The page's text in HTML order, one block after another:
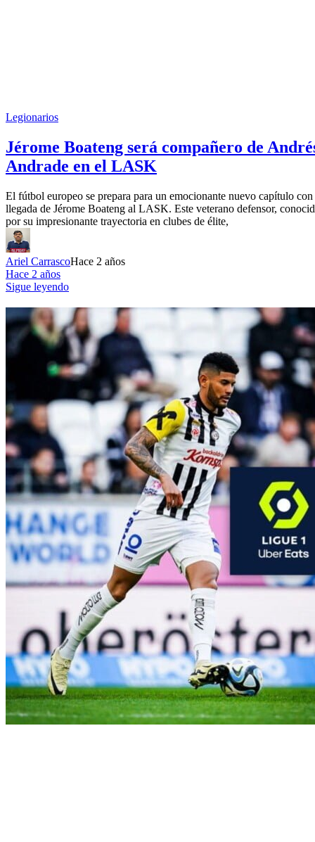
Legionarios
Jérome Boateng será compañero de
Andrade en el LASK
El fútbol europeo se prepara para un emocionante nuevo capítulo con
llegada de Jérome Boateng al LASK. Este veterano defensor,
por su impresionante trayectoria en clubes de élite,
Ariel CarrascoHace 2 años
Hace 2 años
Sigue leyendo